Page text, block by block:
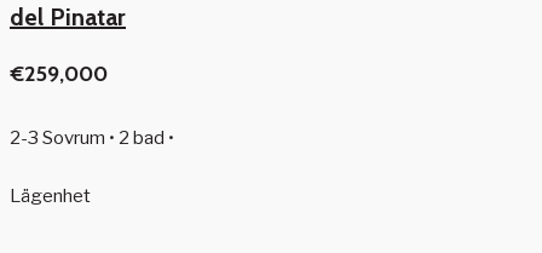
del Pinatar
€259,000
2-3 Sovrum • 2 bad •
Lägenhet